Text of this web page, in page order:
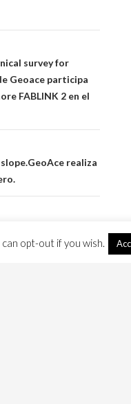
survey for
Geoace participa
FABLINK 2 en el
GeoAce realiza
opt-out if you wish.